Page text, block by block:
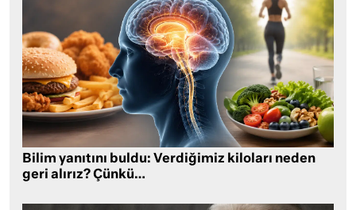
Bilim yanıtını buldu: Verdiğimiz kiloları neden
geri alırız? Çünkü…